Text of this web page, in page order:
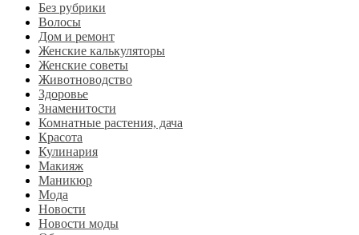
Без рубрики
Волосы
Дом и ремонт
Женские калькуляторы
Женские советы
Животноводство
Здоровье
Знаменитости
Комнатные растения, дача
Красота
Кулинария
Макияж
Маникюр
Мода
Новости
Новости моды